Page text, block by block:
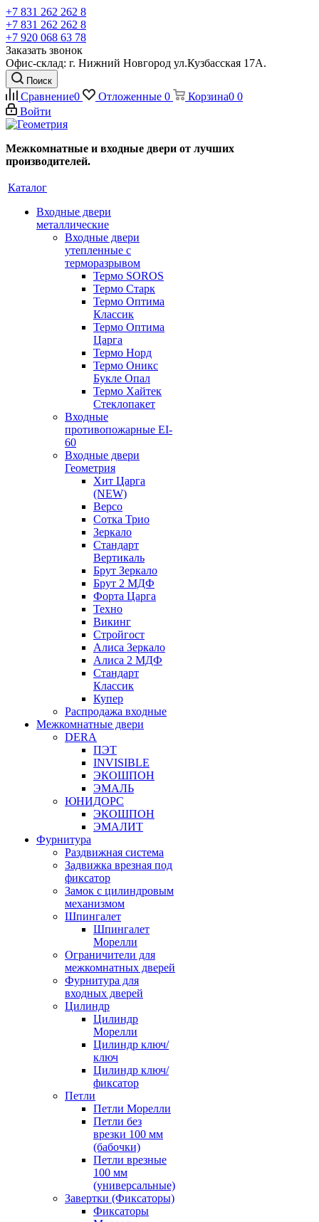
+7 831 262 262 8
+7 831 262 262 8
+7 920 068 63 78
Заказать звонок
Офис-склад: г. Нижний Новгород ул.Кузбасская 17А.
Поиск
Сравнение0 Отложенные 0 Корзина0 0
Войти
Межкомнатные и входные двери от лучших
производителей.
Каталог
Входные двери
металлические
Входные двери
утепленные с
терморазрывом
Термо SOROS
Термо Старк
Термо Оптима
Классик
Термо Оптима
Царга
Термо Норд
Термо Оникс
Букле Опал
Термо Хайтек
Стеклопакет
Входные
противопожарные EI-
60
Входные двери
Геометрия
Хит Царга
(NEW)
Версо
Сотка Трио
Зеркало
Стандарт
Вертикаль
Брут Зеркало
Брут 2 МДФ
Форта Царга
Техно
Викинг
Стройгост
Алиса Зеркало
Алиса 2 МДФ
Стандарт
Классик
Купер
Распродажа входные
Межкомнатные двери
DERA
ПЭТ
INVISIBLE
ЭКОШПОН
ЭМАЛЬ
ЮНИДОРС
ЭКОШПОН
ЭМАЛИТ
Фурнитура
Раздвижная система
Задвижка врезная под
фиксатор
Замок с цилиндровым
механизмом
Шпингалет
Шпингалет
Морелли
Ограничители для
межкомнатных дверей
Фурнитура для
входных дверей
Цилиндр
Цилиндр
Морелли
Цилиндр ключ/
ключ
Цилиндр ключ/
фиксатор
Петли
Петли Морелли
Петли без
врезки 100 мм
(бабочки)
Петли врезные
100 мм
(универсальные)
Завертки (Фиксаторы)
Фиксаторы